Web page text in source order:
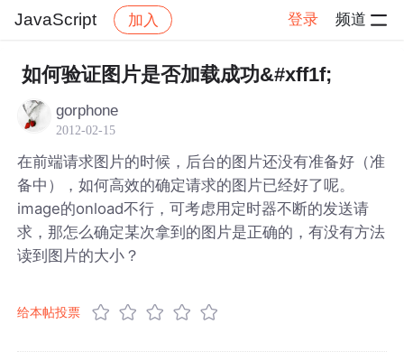
JavaScript 加入 登录 频道
社区 JavaScript 帖子详情
如何验证图片是否加载成功&#xff1f;
gorphone
2012-02-15
在前端请求图片的时候，后台的图片还没有准备好（准
备中），如何高效的确定请求的图片已经好了呢。
image的onload不行，可考虑用定时器不断的发送请
求，那怎么确定某次拿到的图片是正确的，有没有方法
读到图片的大小？
给本帖投票